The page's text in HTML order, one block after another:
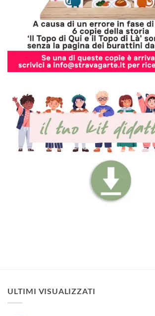
ULTIMI VISUALIZZATI